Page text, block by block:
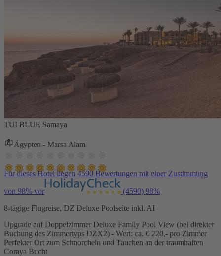
TUI BLUE Samaya
Ägypten - Marsa Alam
Für dieses Hotel liegen 4590 Bewertungen mit einer Zustimmung
von 98% vor (4590) 98%
8-tägige Flugreise, DZ Deluxe Poolseite inkl. AI
Upgrade auf Doppelzimmer Deluxe Family Pool View (bei direkter
Buchung des Zimmertyps DZX2) - Wert: ca. € 220,- pro Zimmer
Perfekter Ort zum Schnorcheln und Tauchen an der traumhaften
Coraya Bucht